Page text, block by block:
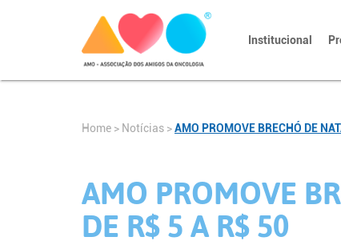
Institucional
Home > Notícias >AMO PROMOVE BRECHÓ DE
AMO PROMOVE
DE R$ 5 A R$ 50